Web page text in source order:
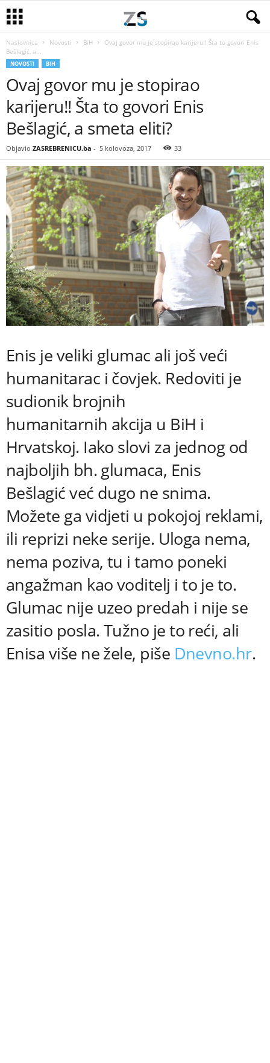
Naslovnica Novosti BiH
Ovaj govor mu je stopirao karijeru!! Šta to govori Enis
Bešlagić, a...
NOVOSTI BIH
Ovaj govor mu je stopirao
karijeru!! Šta to govori Enis
Bešlagić, a smeta eliti?
Objavio ZASREBRENICU.ba - 5 kolovoza, 2017 33
Enis je veliki glumac ali još veći
humanitarac i čovjek. Redoviti je
sudionik brojnih
humanitarnih akcija u BiH i
Hrvatskoj. Iako slovi za jednog od
najboljih bh. glumaca, Enis
Bešlagić već dugo ne snima.
Možete ga vidjeti u pokojoj reklami,
ili reprizi neke serije. Uloga nema,
nema poziva, tu i tamo poneki
angažman kao voditelj i to je to.
Glumac nije uzeo predah i nije se
zasitio posla. Tužno je to reći, ali
Enisa više ne žele, piše Dnevno.hr.